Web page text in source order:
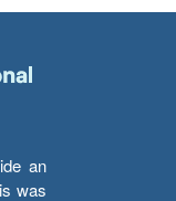
an
was